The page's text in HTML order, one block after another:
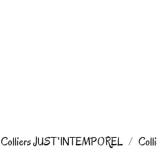
Colliers JUST'INTEMPOREL